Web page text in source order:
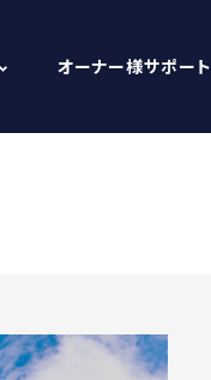
オーナー様サポート